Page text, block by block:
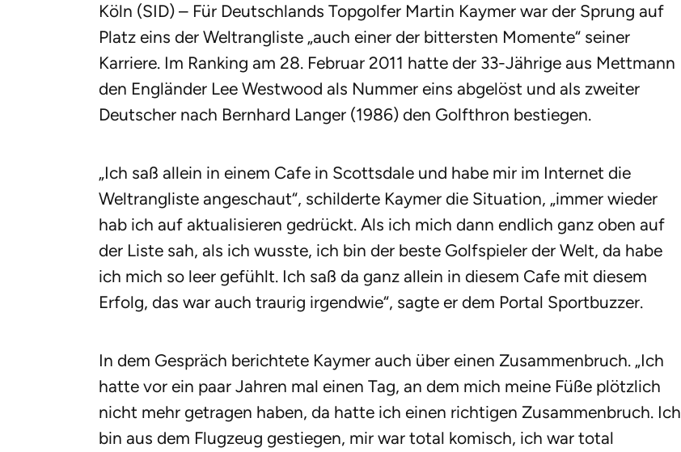
Köln (SID) – Für Deutschlands Topgolfer Martin Kaymer war der Sprung auf
Platz eins der Weltrangliste „auch einer der bittersten Momente“ seiner
Karriere. Im Ranking am 28. Februar 2011 hatte der 33-Jährige aus Mettmann
den Engländer Lee Westwood als Nummer eins abgelöst und als zweiter
Deutscher nach Bernhard Langer (1986) den Golfthron bestiegen.
„Ich saß allein in einem Cafe in Scottsdale und habe mir im Internet die
Weltrangliste angeschaut“, schilderte Kaymer die Situation, „immer wieder
hab ich auf aktualisieren gedrückt. Als ich mich dann endlich ganz oben auf
der Liste sah, als ich wusste, ich bin der beste Golfspieler der Welt, da habe
ich mich so leer gefühlt. Ich saß da ganz allein in diesem Cafe mit diesem
Erfolg, das war auch traurig irgendwie“, sagte er dem Portal Sportbuzzer.
In dem Gespräch berichtete Kaymer auch über einen Zusammenbruch. „Ich
hatte vor ein paar Jahren mal einen Tag, an dem mich meine Füße plötzlich
nicht mehr getragen haben, da hatte ich einen richtigen Zusammenbruch. Ich
bin aus dem Flugzeug gestiegen, mir war total komisch, ich war total